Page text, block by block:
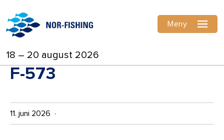
18 – 20 august 2026
Meny
F-573
11. juni 2026 ·